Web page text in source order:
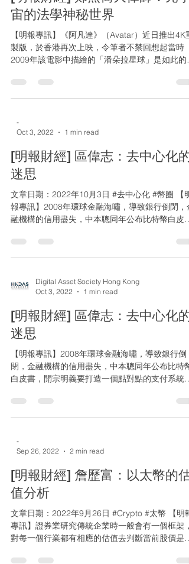
宙的法學神秘世界
【明報專訊】《阿凡達》（Avatar）近日推出4K重
製版，於香港再次上映，令筆者不禁回想起當時
2009年該電影中描繪的「潘朵拉星球」是如此的引
宇宙」平台（Metaverse）對大家來說已經不再是
不可及的概念，我們可以在「元宇宙」...
-
Oct 3, 2022
1 min read
[明報財經] 區偉志：去中心化的
迷思
文章日期：2022年10月3日 #去中心化 #幣圈 【明
報專訊】2008年環球金融海嘯，導致銀行倒閉，金
融機構的信用盡失，中本聰同年公布比特幣白皮
開中心化的傳統金融體系，更不受任何實體規管。
去中心化解決了傳統中心化眾多問題，例如安...
Digital Asset Society Hong Kong
Oct 3, 2022
1 min read
[明報財經] 區偉志：去中心化的
迷思
【明報專訊】2008年環球金融海嘯，導致銀行倒
閉，金融機構的信用盡失，中本聰同年公布比特幣
白皮書，開宗明義要打造一個點對點的支付系統，
管。去中心化解決了傳統中心化眾多問題，例如安
全和信任問題，建立毋須授權（permissionle...
-
Sep 26, 2022
2 min read
[明報財經] 詹歷富：以太幣的估
值分析
文章日期：2022年9月26日 #Crypto #太幣 【明報
專訊】證券業研究傳統企業時一般會有一個框架，
對每一個行業都有相應的估值去判斷當前股價是否